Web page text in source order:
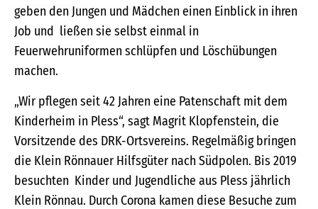
geben den Jungen und Mädchen einen Einblick in ihren
Job und ließen sie selbst einmal in
Feuerwehruniformen schlüpfen und Löschübungen
machen.
„Wir pflegen seit 42 Jahren eine Patenschaft mit dem
Kinderheim in Pless“, sagt Magrit Klopfenstein, die
Vorsitzende des DRK-Ortsvereins. Regelmäßig bringen
die Klein Rönnauer Hilfsgüter nach Südpolen. Bis 2019
besuchten Kinder und Jugendliche aus Pless jährlich
Klein Rönnau. Durch Corona kamen diese Besuche zum